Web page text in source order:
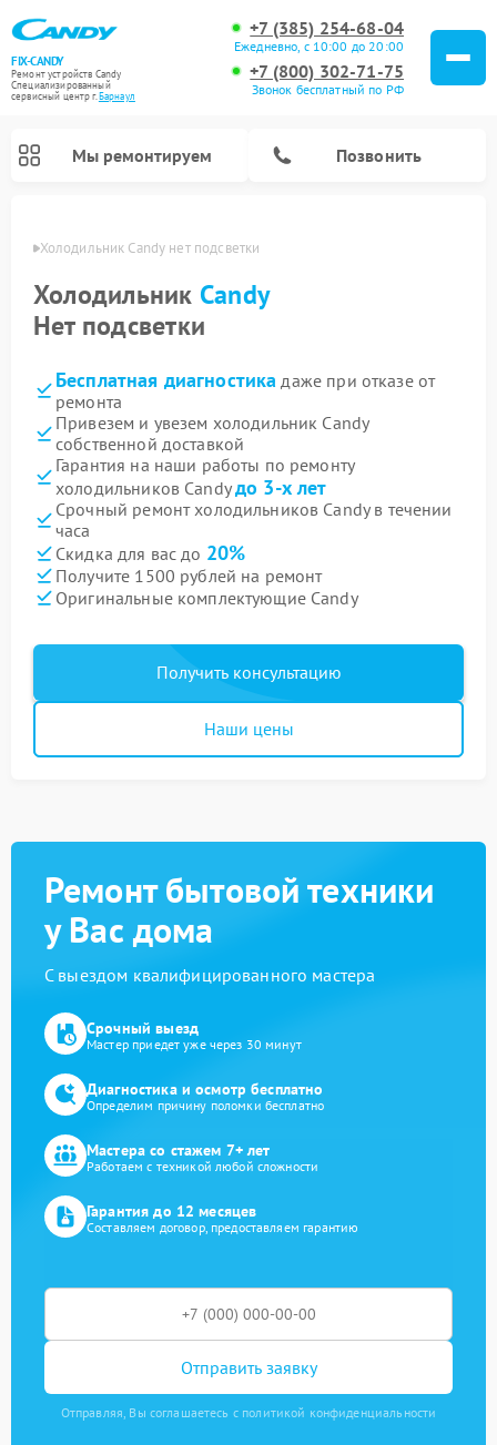
FIX-CANDY
Ремонт устройств Candy
Специализированный
cервисный центр г.Барнаул
+7 (385) 254-68-04
Ежедневно, с 10:00 до 20:00
+7 (800) 302-71-75
Звонок бесплатный по РФ
Мы ремонтируем Позвонить
Холодильник Candy нет подсветки
Холодильник Candy
Нет подсветки
Бесплатная диагностика даже при отказе от
ремонта
Привезем и увезем холодильник Candy
собственной доставкой
Гарантия на наши работы по ремонту
холодильников Candyдо 3-х лет
Срочный ремонт холодильников Candy в течении
часа
Скидка для вас до 20%
Получите 1500 рублей на ремонт
Оригинальные комплектующие Candy
Получить консультацию
Наши цены
Ремонт бытовой техники
у Вас дома
С выездом квалифицированного мастера
Срочный выезд
Мастер приедет уже через 30 минут
Диагностика и осмотр бесплатно
Определим причину поломки бесплатно
Мастера со стажем 7+ лет
Работаем с техникой любой сложности
Гарантия до 12 месяцев
Составляем договор, предоставляем гарантию
Отправить заявку
Отправляя, Вы соглашаетесь с политикой конфиденциальности